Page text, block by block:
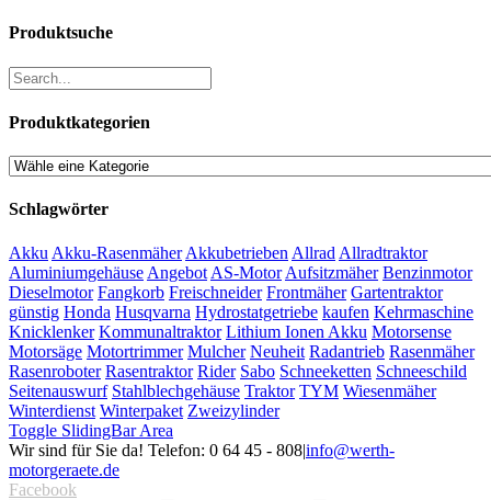
Produktsuche
Produktkategorien
Schlagwörter
Akku Akku-Rasenmäher Akkubetrieben Allrad Allradtraktor
Aluminiumgehäuse Angebot AS-Motor Aufsitzmäher Benzinmotor
Dieselmotor Fangkorb Freischneider Frontmäher Gartentraktor
günstig Honda Husqvarna Hydrostatgetriebe kaufen Kehrmaschine
Knicklenker Kommunaltraktor Lithium Ionen Akku Motorsense
Motorsäge Motortrimmer Mulcher Neuheit Radantrieb Rasenmäher
Rasenroboter Rasentraktor Rider Sabo Schneeketten Schneeschild
Seitenauswurf Stahlblechgehäuse Traktor TYM Wiesenmäher
Winterdienst Winterpaket Zweizylinder
Toggle SlidingBar Area
Wir sind für Sie da! Telefon: 0 64 45 - 808|info@werth-
motorgeraete.de
Facebook